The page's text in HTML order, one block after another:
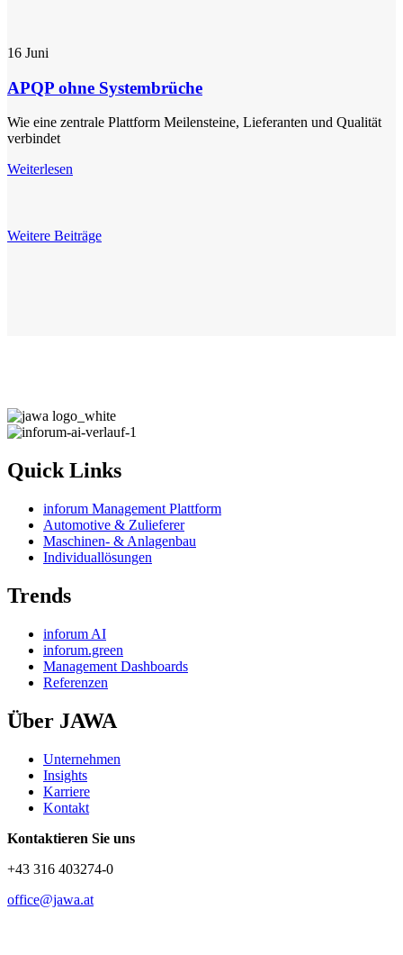
16 Juni
APQP ohne Systembrüche
Wie eine zentrale Plattform Meilensteine, Lieferanten und Qualität
verbindet
Weiterlesen
Weitere Beiträge
Quick Links
inforum Management Plattform
Automotive & Zulieferer
Maschinen- & Anlagenbau
Individuallösungen
Trends
inforum AI
inforum.green
Management Dashboards
Referenzen
Über JAWA
Unternehmen
Insights
Karriere
Kontakt
Kontaktieren Sie uns
+43 316 403274-0
office@jawa.at